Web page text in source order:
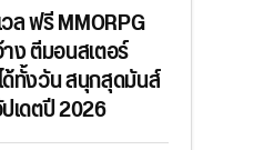
วล ฟรี MMORPG
ง ตีมอนสเตอร์
ทั้งวัน สนุกสุดมันส์
เดตปี 2026